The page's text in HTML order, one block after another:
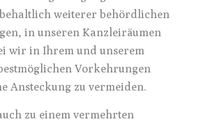
weiterer behördlichen
in unseren Kanzleiräumen
wir in Ihrem und unserem
Vorkehrungen
Ansteckung zu vermeiden.
zu einem vermehrten